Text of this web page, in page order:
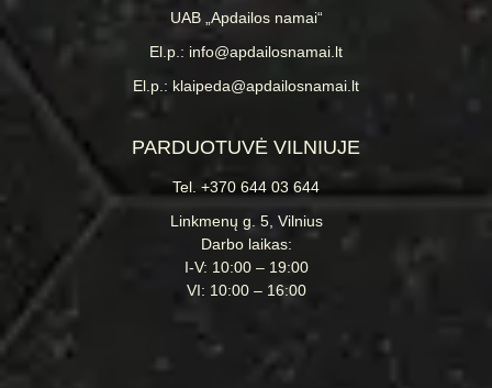
UAB „Apdailos namai“
El.p.: info@apdailosnamai.lt
El.p.: klaipeda@apdailosnamai.lt
PARDUOTUVĖ VILNIUJE
Tel. +370 644 03 644
Linkmenų g. 5, Vilnius
Darbo laikas:
I-V: 10:00 – 19:00
VI: 10:00 – 16:00